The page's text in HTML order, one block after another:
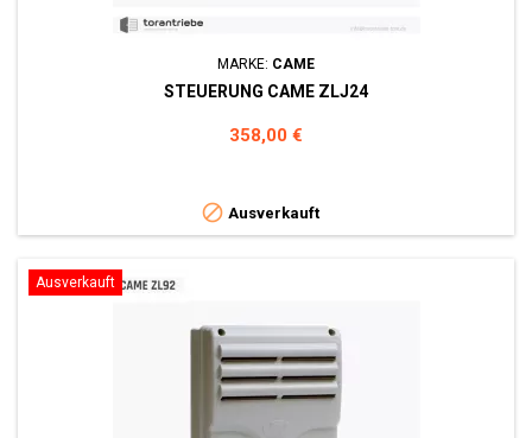
MARKE: CAME
STEUERUNG CAME ZLJ24
Preis
358,00 €
 Ausverkauft
Ausverkauft